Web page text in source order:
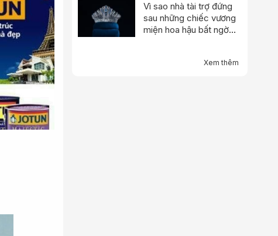
Vì sao nhà tài trợ đứng
sau những chiếc vương
miện hoa hậu bất ngờ
Xem thêm